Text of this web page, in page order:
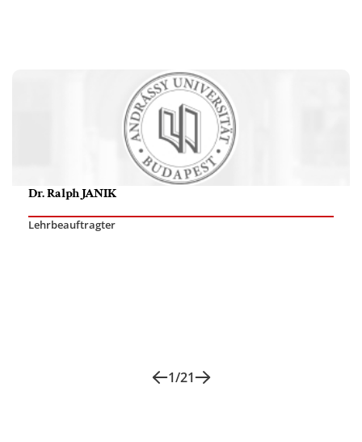
Dr. Ralph JANIK
Lehrbeauftragter
1/21